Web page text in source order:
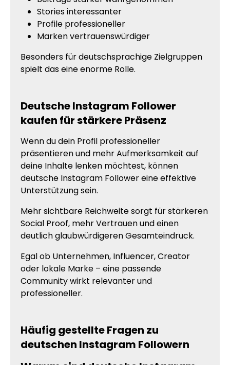
Stories interessanter
Profile professioneller
Marken vertrauenswürdiger
Besonders für deutschsprachige Zielgruppen
spielt das eine enorme Rolle.
Deutsche Instagram Follower
kaufen für stärkere Präsenz
Wenn du dein Profil professioneller
präsentieren und mehr Aufmerksamkeit auf
deine Inhalte lenken möchtest, können
deutsche Instagram Follower eine effektive
Unterstützung sein.
Mehr sichtbare Reichweite sorgt für stärkeren
Social Proof, mehr Vertrauen und einen
deutlich glaubwürdigeren Gesamteindruck.
Egal ob Unternehmen, Influencer, Creator
oder lokale Marke – eine passende
Community wirkt relevanter und
professioneller.
Häufig gestellte Fragen zu
deutschen Instagram Followern